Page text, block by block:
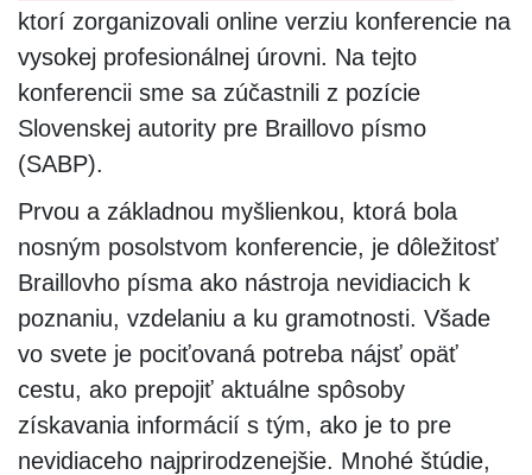
ktorí zorganizovali online verziu konferencie na
vysokej profesionálnej úrovni. Na tejto
konferencii sme sa zúčastnili z pozície
Slovenskej autority pre Braillovo písmo
(SABP).
Prvou a základnou myšlienkou, ktorá bola
nosným posolstvom konferencie, je dôležitosť
Braillovho písma ako nástroja nevidiacich k
poznaniu, vzdelaniu a ku gramotnosti. Všade
vo svete je pociťovaná potreba nájsť opäť
cestu, ako prepojiť aktuálne spôsoby
získavania informácií s tým, ako je to pre
nevidiaceho najprirodzenejšie. Mnohé štúdie,